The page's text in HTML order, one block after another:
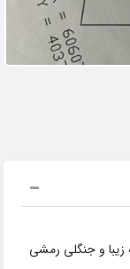
و جنگلی رمشی